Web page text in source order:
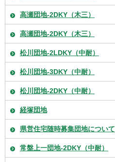
高瀬団地-2DKY（木三）
高瀬団地-2DKY（木三）
松川団地-2LDKY（中耐）
松川団地-3DKY（中耐）
松川団地-2DKY（中耐）
経塚団地
県営住宅随時募集団地について
常盤上一団地-2DKY（中耐）